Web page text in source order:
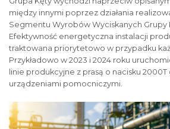
traktowana priorytetowo w przypadku
Przykładowo w 2023 i 2024 roku
linie produkcyjne z prasą o nacisku 2000T
urządzeniami pomocniczymi.